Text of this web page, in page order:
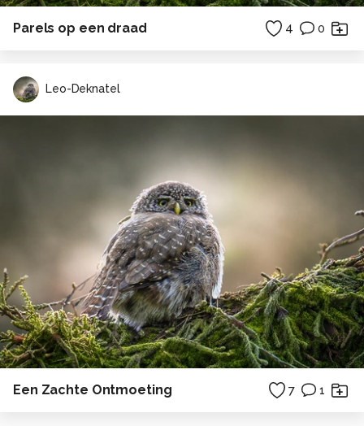
Parels op een draad 4 0
Leo-Deknatel
Een Zachte Ontmoeting 7 1